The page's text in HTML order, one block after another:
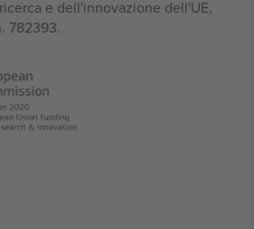
e dell'innovazione dell'UE,
782393.